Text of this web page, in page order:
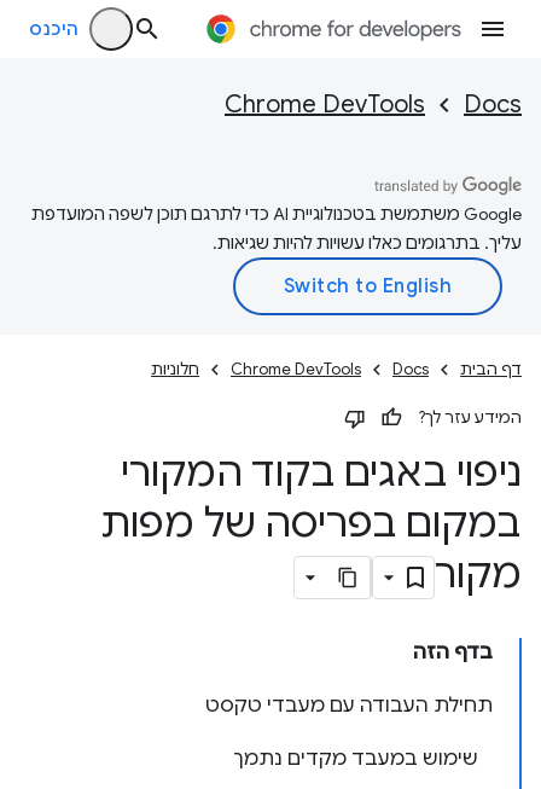
היכנס
Docs
Chrome DevTools
‫Google משתמשת בטכנולוגיית AI כדי לתרגם תוכן לשפה המועדפת
עליך. בתרגומים כאלו עשויות להיות שגיאות.
דף הבית Docs
Chrome DevTools חלוניות
המידע עזר לך?
ניפוי באגים בקוד המקורי
במקום בפריסה של מפות
מקור
בדף הזה
תחילת העבודה עם מעבדי טקסט
שימוש במעבד מקדים נתמך